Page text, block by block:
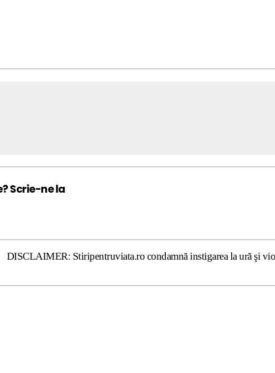
Scrie-ne la
Stiripentruviata.ro condamnă instigarea la ură şi violenţă. Dar,